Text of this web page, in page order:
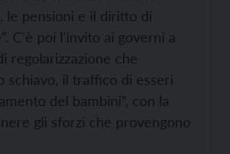
le pensioni e il diritto di
C'è poi l'invito ai governi a
regolarizzazione che
schiavo, il traffico di esseri
del bambini”, con la
gli sforzi che provengono